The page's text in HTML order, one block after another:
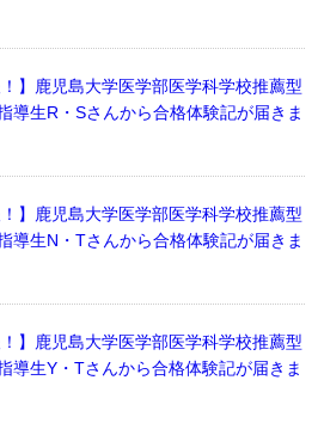
！】鹿児島大学医学部医学科学校推薦型
生R・Sさんから合格体験記が届きま
！】鹿児島大学医学部医学科学校推薦型
生N・Tさんから合格体験記が届きま
！】鹿児島大学医学部医学科学校推薦型
生Y・Tさんから合格体験記が届きま